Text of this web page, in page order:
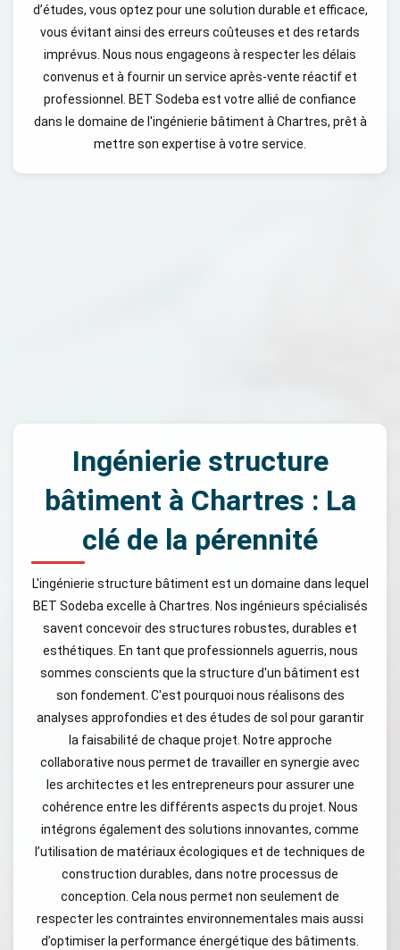
d’études, vous optez pour une solution durable et efficace,
vous évitant ainsi des erreurs coûteuses et des retards
imprévus. Nous nous engageons à respecter les délais
convenus et à fournir un service après-vente réactif et
professionnel. BET Sodeba est votre allié de confiance
dans le domaine de l'ingénierie bâtiment à Chartres, prêt à
mettre son expertise à votre service.
Ingénierie structure
bâtiment à Chartres : La
clé de la pérennité
L'ingénierie structure bâtiment est un domaine dans lequel
BET Sodeba excelle à Chartres. Nos ingénieurs spécialisés
savent concevoir des structures robustes, durables et
esthétiques. En tant que professionnels aguerris, nous
sommes conscients que la structure d'un bâtiment est
son fondement. C'est pourquoi nous réalisons des
analyses approfondies et des études de sol pour garantir
la faisabilité de chaque projet. Notre approche
collaborative nous permet de travailler en synergie avec
les architectes et les entrepreneurs pour assurer une
cohérence entre les différents aspects du projet. Nous
intégrons également des solutions innovantes, comme
l’utilisation de matériaux écologiques et de techniques de
construction durables, dans notre processus de
conception. Cela nous permet non seulement de
respecter les contraintes environnementales mais aussi
d’optimiser la performance énergétique des bâtiments.